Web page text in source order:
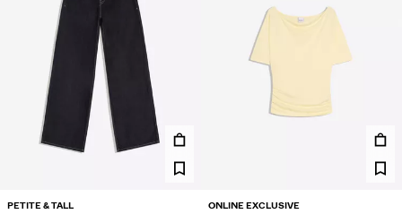
PETITE & TALL ONLINE EXCLUSIVE